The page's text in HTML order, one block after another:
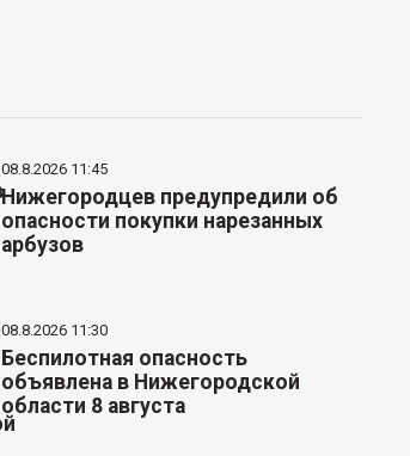
08.8.2026 11:45
Нижегородцев предупредили об
опасности покупки нарезанных
арбузов
08.8.2026 11:30
Беспилотная опасность
объявлена в Нижегородской
области 8 августа